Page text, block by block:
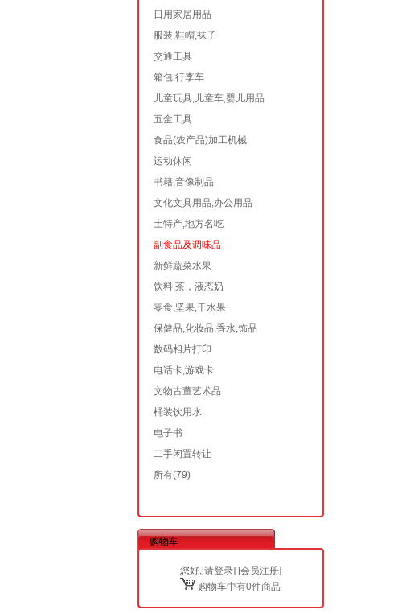
日用家居用品
服装,鞋帽,袜子
交通工具
箱包,行李车
儿童玩具,儿童车,婴儿用品
五金工具
食品(农产品)加工机械
运动休闲
书籍,音像制品
文化文具用品,办公用品
土特产,地方名吃
副食品及调味品
新鲜蔬菜水果
饮料,茶，液态奶
零食,坚果,干水果
保健品,化妆品,香水,饰品
数码相片打印
电话卡,游戏卡
文物古董艺术品
桶装饮用水
电子书
二手闲置转让
所有(79)
购物车
您好,[请登录] [会员注册]
购物车中有0件商品